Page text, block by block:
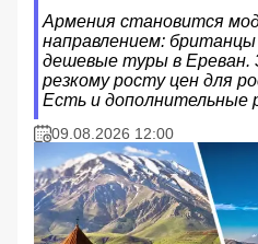
Армения становится
направлением:
дешевые туры в Ереван.
резкому росту цен для
Есть и дополнительные
09.08.2026 12:00